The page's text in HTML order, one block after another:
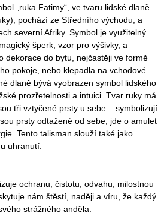
„ruka Fatimy“, ve tvaru lidské dlaně
pochází ze Středního východu, a
severní Afriky. Symbol je využitelný
šperk, vzor pro výšivky, a
dekorace do bytu, nejčastěji ve formě
pokoje, nebo klepadla na vchodové
dlaně bývá vyobrazen symbol lidského
prozřetelnosti a intuici. Tvar ruky má
tři vztyčené prsty u sebe – symbolizují
prsty odtažené od sebe, jde o amulet
Tento talisman slouží také jako
uhranutí.
ochranu, čistotu, odvahu, milostnou
nám štěstí, naději a víru, že každý
strážného anděla.